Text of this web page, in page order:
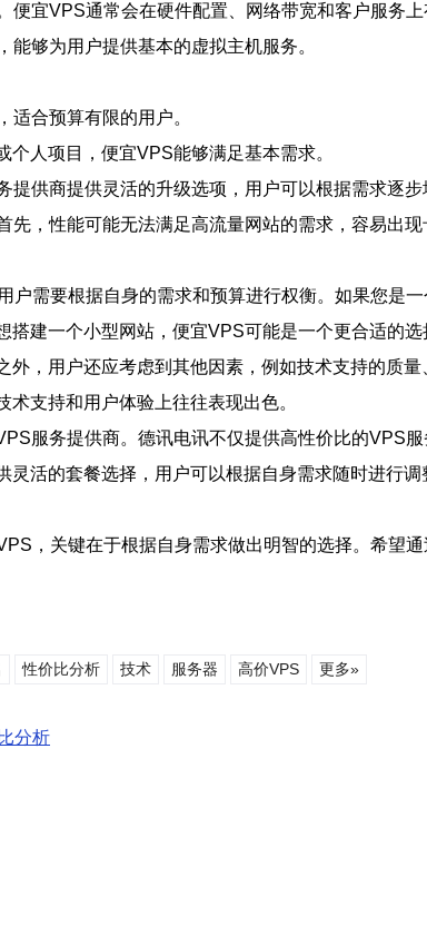
便宜VPS通常会在硬件配置、网络带宽和客户服务
够为用户提供基本的虚拟主机服务。
适合预算有限的用户。
人项目，便宜VPS能够满足基本需求。
提供商提供灵活的升级选项，用户可以根据需求逐步
先，性能可能无法满足高流量网站的需求，容易出
户需要根据自身的需求和预算进行权衡。如果您是
建一个小型网站，便宜VPS可能是一个更合适的选
外，用户还应考虑到其他因素，例如技术支持的质
支持和用户体验上往往表现出色。
服务提供商。德讯电讯不仅提供高性价比的VPS
灵活的套餐选择，用户可以根据自身需求随时进行
，关键在于根据自身需求做出明智的选择。希望
性价比分析 技术 服务器 高价VPS 更多»
分析